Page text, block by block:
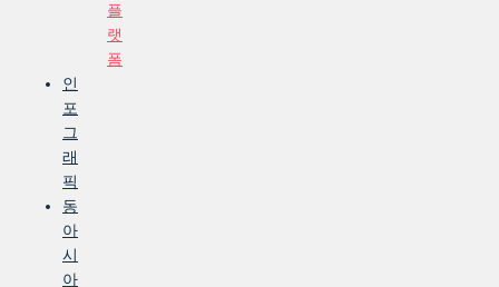
플
랫
폼
인
포
그
래
픽
동
아
시
아